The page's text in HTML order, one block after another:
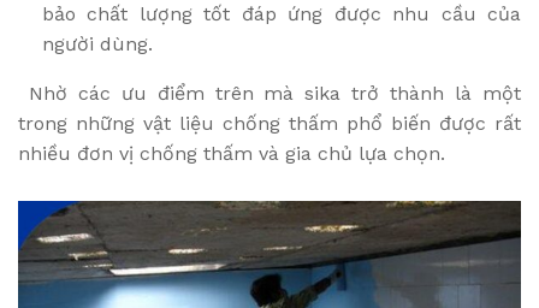
bảo chất lượng tốt đáp ứng được nhu cầu của
người dùng.
Nhờ các ưu điểm trên mà sika trở thành là một
trong những vật liệu chống thấm phổ biến được rất
nhiều đơn vị chống thấm và gia chủ lựa chọn.